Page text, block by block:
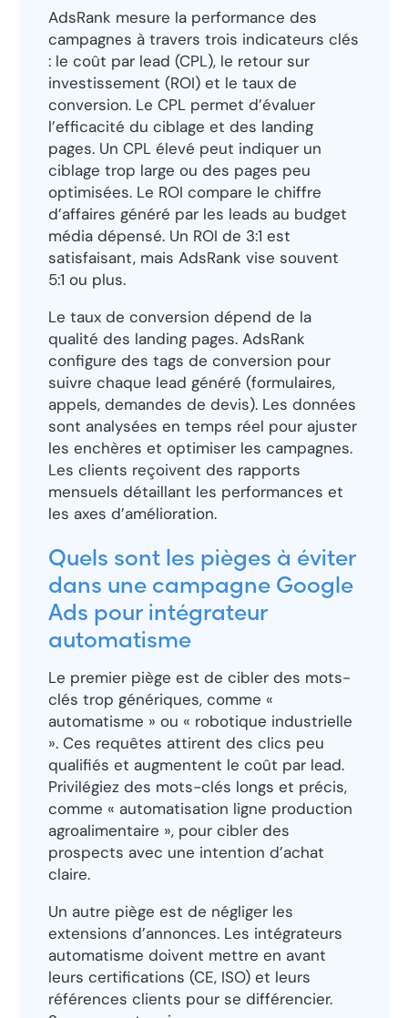
AdsRank mesure la performance des
campagnes à travers trois indicateurs clés
: le coût par lead (CPL), le retour sur
investissement (ROI) et le taux de
conversion. Le CPL permet d’évaluer
l’efficacité du ciblage et des landing
pages. Un CPL élevé peut indiquer un
ciblage trop large ou des pages peu
optimisées. Le ROI compare le chiffre
d’affaires généré par les leads au budget
média dépensé. Un ROI de 3:1 est
satisfaisant, mais AdsRank vise souvent
5:1 ou plus.
Le taux de conversion dépend de la
qualité des landing pages. AdsRank
configure des tags de conversion pour
suivre chaque lead généré (formulaires,
appels, demandes de devis). Les données
sont analysées en temps réel pour ajuster
les enchères et optimiser les campagnes.
Les clients reçoivent des rapports
mensuels détaillant les performances et
les axes d’amélioration.
Quels sont les pièges à éviter
dans une campagne Google
Ads pour intégrateur
automatisme
Le premier piège est de cibler des mots-
clés trop génériques, comme «
automatisme » ou « robotique industrielle
». Ces requêtes attirent des clics peu
qualifiés et augmentent le coût par lead.
Privilégiez des mots-clés longs et précis,
comme « automatisation ligne production
agroalimentaire », pour cibler des
prospects avec une intention d’achat
claire.
Un autre piège est de négliger les
extensions d’annonces. Les intégrateurs
automatisme doivent mettre en avant
leurs certifications (CE, ISO) et leurs
références clients pour se différencier.